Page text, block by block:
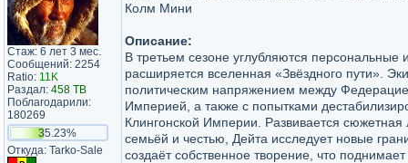
Стаж: 6 лет 3 мес.
Сообщений: 2254
Ratio: 11K
Раздал: 458 TB
Поблагодарили:
180269
35.23%
Откуда: Tarko-Sale
Колм Мини
Описание:
В третьем сезоне углубляются персональные
расширяется вселенная «Звёздного пути».
политическим напряжением между
Империей, а также с попытками
Клингонской Империи. Развивается
семьёй и честью, Дейта исследует новые
создаёт собственное творение, что